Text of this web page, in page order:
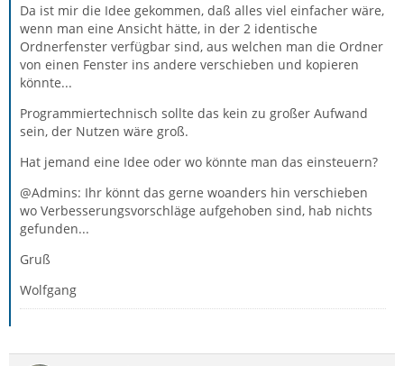
Da ist mir die Idee gekommen, daß alles viel einfacher wäre,
wenn man eine Ansicht hätte, in der 2 identische
Ordnerfenster verfügbar sind, aus welchen man die Ordner
von einen Fenster ins andere verschieben und kopieren
könnte...
Programmiertechnisch sollte das kein zu großer Aufwand
sein, der Nutzen wäre groß.
Hat jemand eine Idee oder wo könnte man das einsteuern?
@Admins: Ihr könnt das gerne woanders hin verschieben
wo Verbesserungsvorschläge aufgehoben sind, hab nichts
gefunden...
Gruß
Wolfgang